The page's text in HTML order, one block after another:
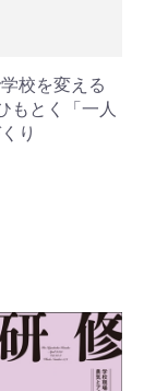
校を変える
もとく「一人
り